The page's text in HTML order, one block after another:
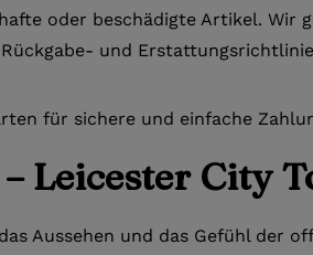
oder beschädigte Artikel. Wir
und
für sichere und einfache
Leicester City
Aussehen und das Gefühl der